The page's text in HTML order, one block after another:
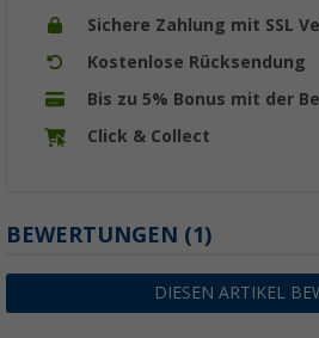
Sichere Zahlung mit SSL
Kostenlose Rücksendung
Bis zu 5% Bonus mit der
Click & Collect
BEWERTUNGEN (1)
DIESEN ARTIKEL